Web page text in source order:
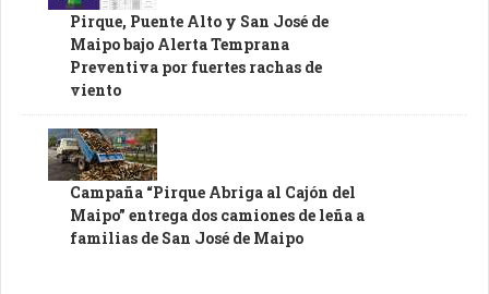
Pirque, Puente Alto y San José de
Maipo bajo Alerta Temprana
Preventiva por fuertes rachas de
viento
Campaña “Pirque Abriga al Cajón del
Maipo” entrega dos camiones de leña a
familias de San José de Maipo